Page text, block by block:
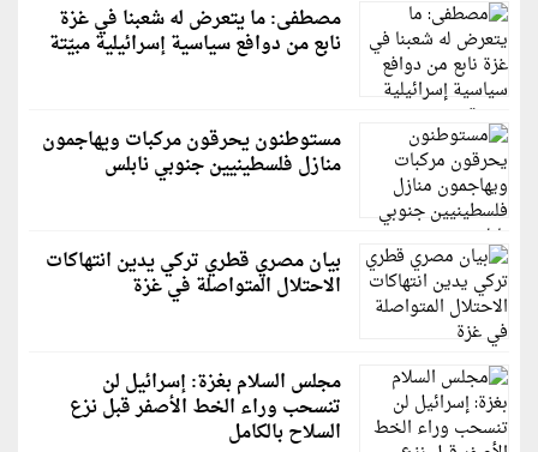
مصطفى: ما يتعرض له شعبنا في غزة
نابع من دوافع سياسية إسرائيلية مبيّتة
مستوطنون يحرقون مركبات ويهاجمون
منازل فلسطينيين جنوبي نابلس
بيان مصري قطري تركي يدين انتهاكات
الاحتلال المتواصلة في غزة
مجلس السلام بغزة: إسرائيل لن
تنسحب وراء الخط الأصفر قبل نزع
السلاح بالكامل